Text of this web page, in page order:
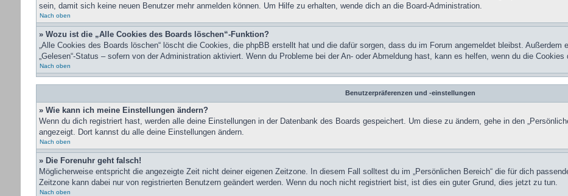
sein, damit sich keine neuen Benutzer mehr anmelden können. Um Hilfe zu erhalten, wende dich an die Board-Administration.
Nach oben
» Wozu ist die „Alle Cookies des Boards löschen“-Funktion?
„Alle Cookies des Boards löschen“ löscht die Cookies, die phpBB erstellt hat und die dafür sorgen, dass du im Forum angemeldet bleibst.
„Gelesen“-Status – sofern von der Administration aktiviert. Wenn du Probleme bei der An- oder Abmeldung hast, kann es helfen, wenn du die
Nach oben
Benutzerpräferenzen und -einstellungen
» Wie kann ich meine Einstellungen ändern?
Wenn du dich registriert hast, werden alle deine Einstellungen in der Datenbank des Boards gespeichert. Um diese zu ändern, gehe in den
angezeigt. Dort kannst du alle deine Einstellungen ändern.
Nach oben
» Die Forenuhr geht falsch!
Möglicherweise entspricht die angezeigte Zeit nicht deiner eigenen Zeitzone. In diesem Fall solltest du im „Persönlichen Bereich“ die für dich
Zeitzone kann dabei nur von registrierten Benutzern geändert werden. Wenn du noch nicht registriert bist, ist dies ein guter Grund, dies jetzt zu tun.
Nach oben